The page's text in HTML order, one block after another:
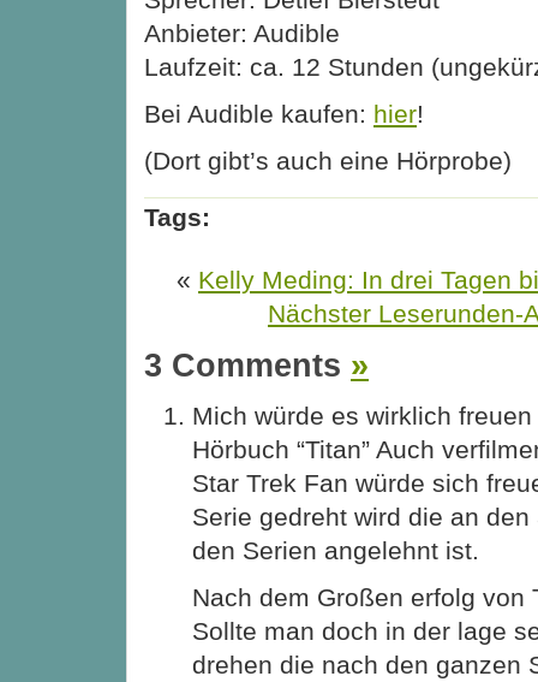
Anbieter: Audible
Laufzeit: ca. 12 Stunden
Bei Audible kaufen: hier!
(Dort gibt’s auch eine Hörprobe)
Tags:
« Kelly Meding: In drei Tagen
Nächster Leserunden-
3 Comments »
Mich würde es wirklich
Hörbuch “Titan” Auch
Star Trek Fan würde sich
Serie gedreht wird die an
den Serien angelehnt ist.
Nach dem Großen erfolg von
Sollte man doch in der lage
drehen die nach den ganzen